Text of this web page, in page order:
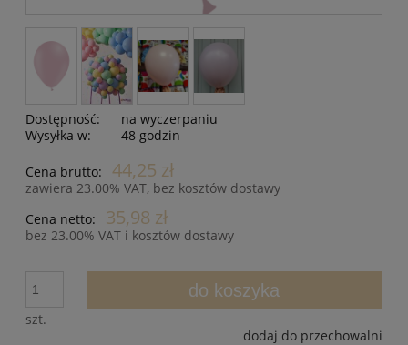
Dostępność:
na wyczerpaniu
Wysyłka w:
48 godzin
Cena brutto: 44,25 zł
zawiera 23.00% VAT, bez kosztów dostawy
Cena netto:
35,98 zł
bez 23.00% VAT i kosztów dostawy
szt.
do koszyka
dodaj do przechowalni